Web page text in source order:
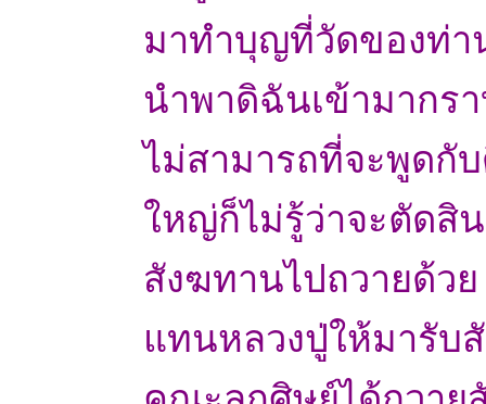
มาทำบุญที่วัดของท่า
นำพาดิฉันเข้ามากร
ไม่สามารถที่จะพูดกั
ใหญ่ก็ไม่รู้ว่าจะตัดสิ
สังฆทานไปถวายด้ว
แทนหลวงปู่ให้มารับ